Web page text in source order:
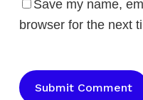
Save my name,
browser for the next